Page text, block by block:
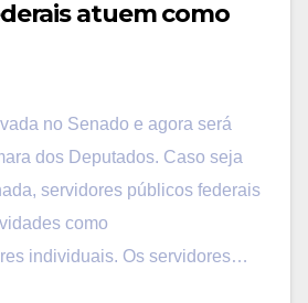
atuem como
no Senado e agora será
dos Deputados. Caso seja
servidores públicos federais
como
individuais. Os servidores…